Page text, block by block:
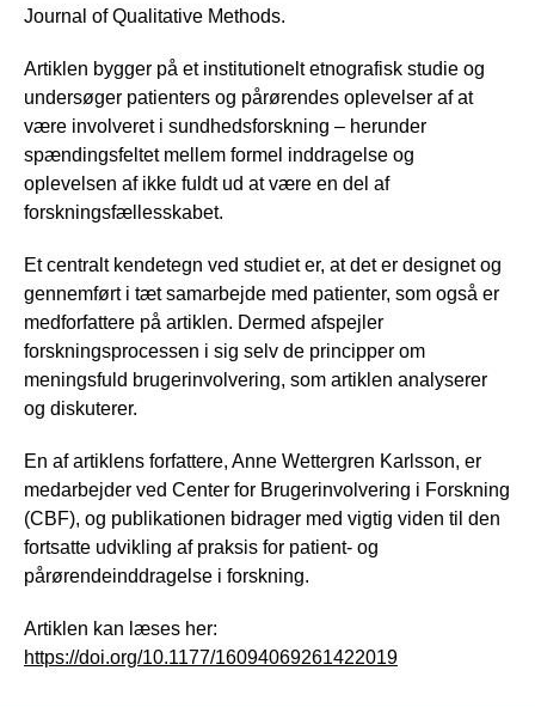
Journal of Qualitative Methods.
Artiklen bygger på et institutionelt etnografisk studie og
undersøger patienters og pårørendes oplevelser af at
være involveret i sundhedsforskning – herunder
spændingsfeltet mellem formel inddragelse og
oplevelsen af ikke fuldt ud at være en del af
forskningsfællesskabet.
Et centralt kendetegn ved studiet er, at det er designet og
gennemført i tæt samarbejde med patienter, som også er
medforfattere på artiklen. Dermed afspejler
forskningsprocessen i sig selv de principper om
meningsfuld brugerinvolvering, som artiklen analyserer
og diskuterer.
En af artiklens forfattere, Anne Wettergren Karlsson, er
medarbejder ved Center for Brugerinvolvering i Forskning
(CBF), og publikationen bidrager med vigtig viden til den
fortsatte udvikling af praksis for patient- og
pårørendeinddragelse i forskning.
Artiklen kan læses her:
https://doi.org/10.1177/16094069261422019